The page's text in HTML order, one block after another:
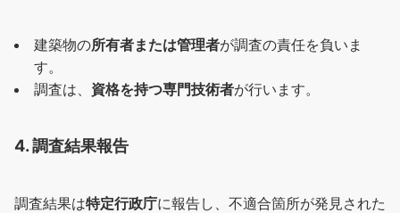
建築物の所有者または管理者が調査の責任を負いま
す。
調査は、 資格を持つ専門技術者が行います。
4. 調査結果報告
調査結果は特定行政庁に報告し、不適合箇所が発見された